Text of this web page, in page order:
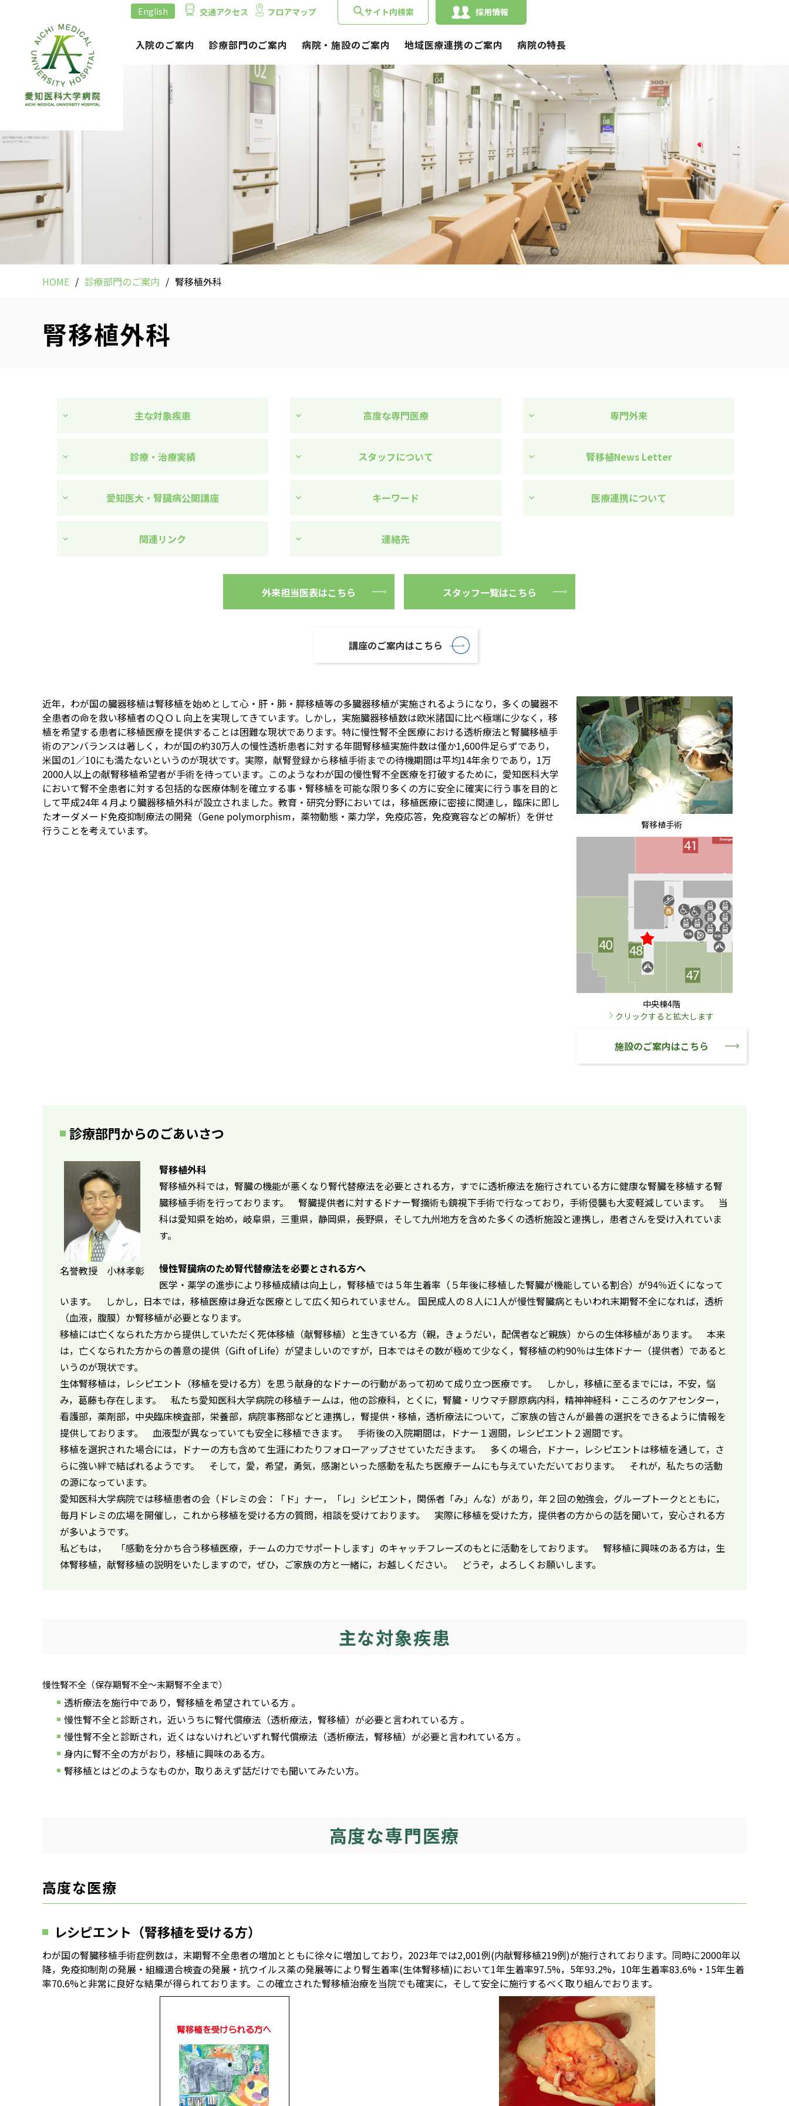
English 交通アクセス フロアマップ サイト内検索 採用情報
外来のご案内 入院のご案内 診療部門のご案内 病院・施設のご案内 地域医療連携のご案内 病院の特長
HOME 診療部門のご案内 腎移植外科
腎移植外科
主な対象疾患 高度な専門医療 専門外来
診療・治療実績 スタッフについて 腎移植News Letter
愛知医大・腎臓病公開講座 キーワード 医療連携について
関連リンク 連絡先
外来担当医表はこちら スタッフ一覧はこちら
講座のご案内はこちら
腎移植手術
中央棟4階
クリックすると拡大します
施設のご案内はこちら
近年，わが国の臓器移植は腎移植を始めとして心・肝・肺・膵移植等の多臓器移植が実施されるようになり，多くの臓器不
全患者の命を救い移植者のＱＯＬ向上を実現してきています。しかし，実施臓器移植数は欧米諸国に比べ極端に少なく，移
植を希望する患者に移植医療を提供することは困難な現状であります。特に慢性腎不全医療における透析療法と腎臓移植手
術のアンバランスは著しく，わが国の約30万人の慢性透析患者に対する年間腎移植実施件数は僅か1,600件足らずであり，
米国の1／10にも満たないというのが現状です。実際，献腎登録から移植手術までの待機期間は平均14年余りであり，1万
2000人以上の献腎移植希望者が手術を待っています。このようなわが国の慢性腎不全医療を打破するために，愛知医科大学
において腎不全患者に対する包括的な医療体制を確立する事・腎移植を可能な限り多くの方に安全に確実に行う事を目的と
して平成24年４月より臓器移植外科が設立されました。教育・研究分野においては，移植医療に密接に関連し，臨床に即し
たオーダメード免疫抑制療法の開発（Gene polymorphism，薬物動態・薬力学，免疫応答，免疫寛容などの解析）を併せ
行うことを考えています。
診療部門からのごあいさつ
名誉教授 小林孝彰
腎移植外科
腎移植外科では，腎臓の機能が悪くなり腎代替療法を必要とされる方，すでに透析療法を施行されている方に健康な腎臓を移植する腎
臓移植手術を行っております。 腎臓提供者に対するドナー腎摘術も鏡視下手術で行なっており，手術侵襲も大変軽減しています。 当
科は愛知県を始め，岐阜県，三重県，静岡県，長野県，そして九州地方を含めた多くの透析施設と連携し，患者さんを受け入れていま
す。
慢性腎臓病のため腎代替療法を必要とされる方へ
医学・薬学の進歩により移植成績は向上し，腎移植では５年生着率（５年後に移植した腎臓が機能している割合）が94％近くになって
います。 しかし，日本では，移植医療は身近な医療として広く知られていません。 国民成人の８人に1人が慢性腎臓病ともいわれ末期腎不全になれば，透析
（血液，腹膜）か腎移植が必要となります。
移植には亡くなられた方から提供していただく死体移植（献腎移植）と生きている方（親，きょうだい，配偶者など親族）からの生体移植があります。 本来
は，亡くなられた方からの善意の提供（Gift of Life）が望ましいのですが，日本ではその数が極めて少なく，腎移植の約90％は生体ドナー（提供者）であると
いうのが現状です。
生体腎移植は，レシピエント（移植を受ける方）を思う献身的なドナーの行動があって初めて成り立つ医療です。 しかし，移植に至るまでには，不安，悩
み，葛藤も存在します。 私たち愛知医科大学病院の移植チームは，他の診療科，とくに，腎臓・リウマチ膠原病内科，精神神経科・こころのケアセンター，
看護部，薬剤部，中央臨床検査部，栄養部，病院事務部などと連携し，腎提供・移植，透析療法について，ご家族の皆さんが最善の選択をできるように情報を
提供しております。 血液型が異なっていても安全に移植できます。 手術後の入院期間は，ドナー１週間，レシピエント２週間です。
移植を選択された場合には，ドナーの方も含めて生涯にわたりフォローアップさせていただきます。 多くの場合，ドナー，レシピエントは移植を通して，さ
らに強い絆で結ばれるようです。 そして，愛，希望，勇気，感謝といった感動を私たち医療チームにも与えていただいております。 それが，私たちの活動
の源になっています。
愛知医科大学病院では移植患者の会（ドレミの会：「ド」ナー，「レ」シピエント，関係者「み」んな）があり，年２回の勉強会，グループトークとともに，
毎月ドレミの広場を開催し，これから移植を受ける方の質問，相談を受けております。 実際に移植を受けた方，提供者の方からの話を聞いて，安心される方
が多いようです。
私どもは， 「感動を分かち合う移植医療，チームの力でサポートします」のキャッチフレーズのもとに活動をしております。 腎移植に興味のある方は，生
体腎移植，献腎移植の説明をいたしますので，ぜひ，ご家族の方と一緒に，お越しください。 どうぞ，よろしくお願いします。
主な対象疾患
慢性腎不全（保存期腎不全～末期腎不全まで）
透析療法を施行中であり，腎移植を希望されている方 。
慢性腎不全と診断され，近いうちに腎代償療法（透析療法，腎移植）が必要と言われている方 。
慢性腎不全と診断され，近くはないけれどいずれ腎代償療法（透析療法，腎移植）が必要と言われている方 。
身内に腎不全の方がおり，移植に興味のある方。
腎移植とはどのようなものか，取りあえず話だけでも聞いてみたい方。
高度な専門医療
高度な医療
レシピエント（腎移植を受ける方）
わが国の腎臓移植手術症例数は，末期腎不全患者の増加とともに徐々に増加しており，2023年では2,001例(内献腎移植219例)が施行されております。同時に2000年以
降，免疫抑制剤の発展・組織適合検査の発展・抗ウイルス薬の発展等により腎生着率(生体腎移植)において1年生着率97.5%，5年93.2%，10年生着率83.6%・15年生着
率70.6%と非常に良好な結果が得られております。この確立された腎移植治療を当院でも確実に，そして安全に施行するべく取り組んでおります。